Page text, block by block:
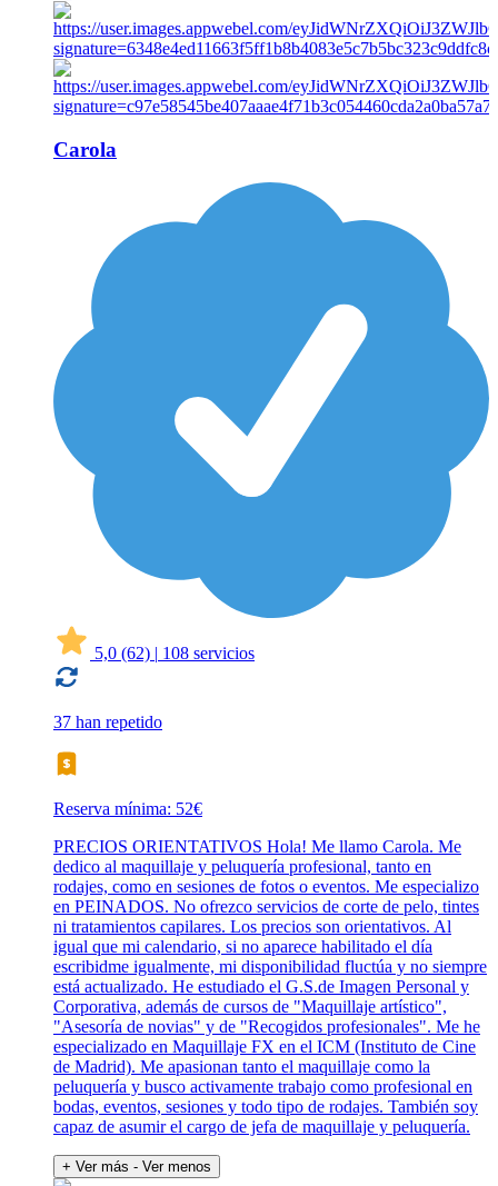
Carola
5,0 (62) | 108 servicios
37 han repetido
Reserva mínima: 52€
PRECIOS ORIENTATIVOS Hola! Me llamo Carola. Me
dedico al maquillaje y peluquería profesional, tanto en
rodajes, como en sesiones de fotos o eventos. Me especializo
en PEINADOS. No ofrezco servicios de corte de pelo, tintes
ni tratamientos capilares. Los precios son orientativos. Al
igual que mi calendario, si no aparece habilitado el día
escribidme igualmente, mi disponibilidad fluctúa y no siempre
está actualizado. He estudiado el G.S.de Imagen Personal y
Corporativa, además de cursos de "Maquillaje artístico",
"Asesoría de novias" y de "Recogidos profesionales". Me he
especializado en Maquillaje FX en el ICM (Instituto de Cine
de Madrid). Me apasionan tanto el maquillaje como la
peluquería y busco activamente trabajo como profesional en
bodas, eventos, sesiones y todo tipo de rodajes. También soy
capaz de asumir el cargo de jefa de maquillaje y peluquería.
+ Ver más - Ver menos